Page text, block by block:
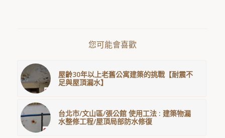
您可能會喜歡
屋齡30年以上老舊公寓建築的挑戰【耐震不
足與屋頂漏水】
台北市/文山區/張公館 使用工法 : 建築物漏
水整修工程/屋頂局部防水修復